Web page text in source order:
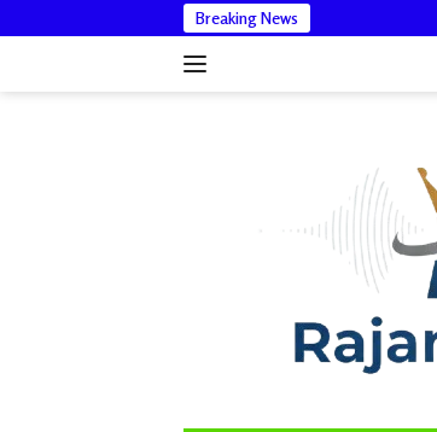
ke
Breaking News